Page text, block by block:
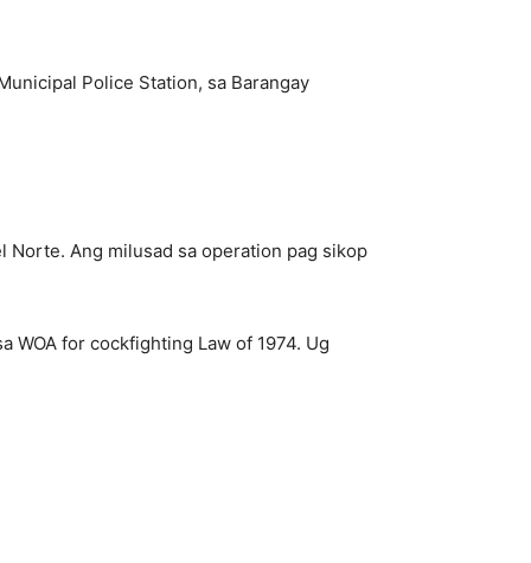
Police Station, sa Barangay
Norte. Ang milusad sa operation pag sikop
WOA for cockfighting Law of 1974. Ug